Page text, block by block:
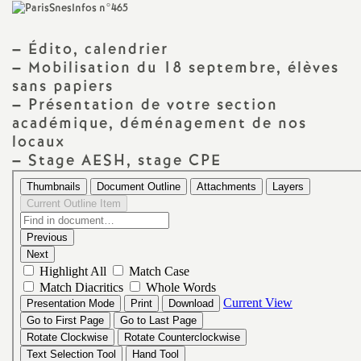
t
i
o
n
– Édito, calendrier
– Mobilisation du 18 septembre, élèves
sans papiers
– Présentation de votre section
académique, déménagement de nos
locaux
– Stage AESH, stage CPE